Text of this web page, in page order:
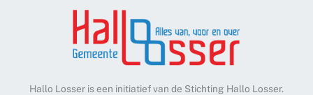
Hallo Losser is een initiatief van de Stichting Hallo Losser.